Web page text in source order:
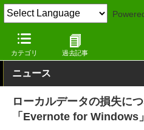
カテゴリ 過去記事
窓の杜 オフィス・ドキュメント
ニュース
ローカルデータの損失に
「Evernote for Windows